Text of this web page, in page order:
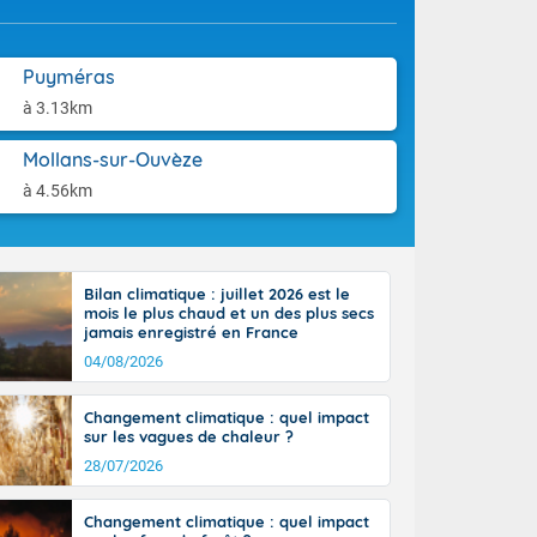
Puyméras
à 3.13km
Mollans-sur-Ouvèze
à 4.56km
une
le vent
tramontane
Les
Il fait 12 à
elles
Alpes à
terres et 20
Bilan climatique : juillet 2026 est le
mois le plus chaud et un des plus secs
jamais enregistré en France
04/08/2026
Changement climatique : quel impact
sur les vagues de chaleur ?
28/07/2026
Changement climatique : quel impact